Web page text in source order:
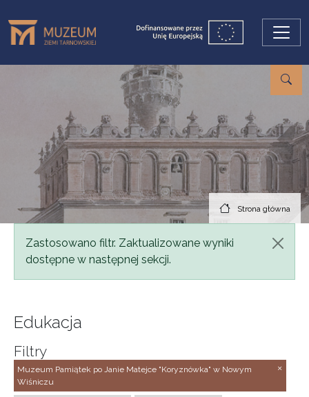
Strona główna
Komunikat
Zastosowano filtr. Zaktualizowane wyniki
dostępne w następnej sekcji.
Edukacja
Filtry
Muzeum Pamiątek po Janie Matejce "Koryznówka" w Nowym
Wiśniczu